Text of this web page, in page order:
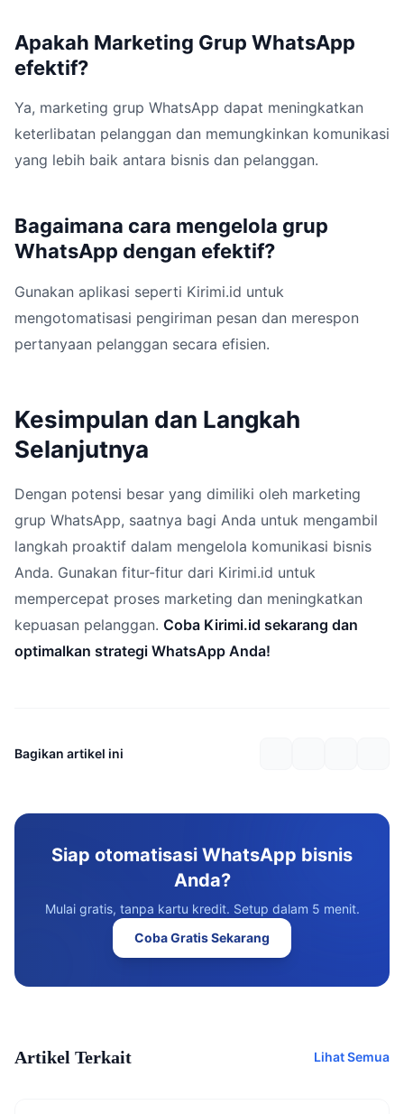
Apakah Marketing Grup WhatsApp
efektif?
Ya, marketing grup WhatsApp dapat meningkatkan
keterlibatan pelanggan dan memungkinkan komunikasi
yang lebih baik antara bisnis dan pelanggan.
Bagaimana cara mengelola grup
WhatsApp dengan efektif?
Gunakan aplikasi seperti Kirimi.id untuk
mengotomatisasi pengiriman pesan dan merespon
pertanyaan pelanggan secara efisien.
Kesimpulan dan Langkah
Selanjutnya
Dengan potensi besar yang dimiliki oleh marketing
grup WhatsApp, saatnya bagi Anda untuk mengambil
langkah proaktif dalam mengelola komunikasi bisnis
Anda. Gunakan fitur-fitur dari Kirimi.id untuk
mempercepat proses marketing dan meningkatkan
kepuasan pelanggan. Coba Kirimi.id sekarang dan
optimalkan strategi WhatsApp Anda!
Bagikan artikel ini
Siap otomatisasi WhatsApp bisnis
Anda?
Mulai gratis, tanpa kartu kredit. Setup dalam 5 menit.
Coba Gratis Sekarang
Artikel Terkait Lihat Semua